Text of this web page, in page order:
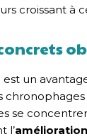
croissant à
est un
chronophages
se
l’